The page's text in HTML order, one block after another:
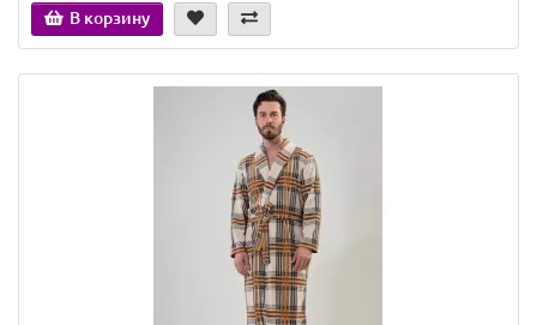
В корзину